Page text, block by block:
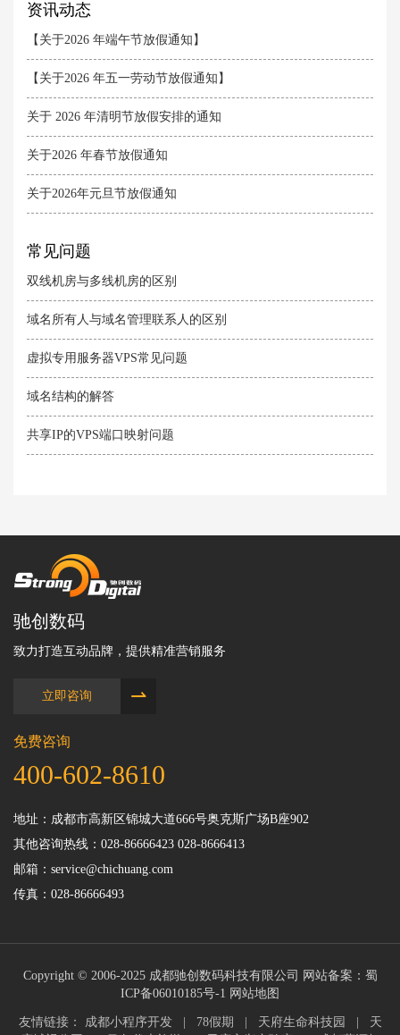
资讯动态
【关于2026 年端午节放假通知】
【关于2026 年五一劳动节放假通知】
关于 2026 年清明节放假安排的通知
关于2026 年春节放假通知
关于2026年元旦节放假通知
常见问题
双线机房与多线机房的区别
域名所有人与域名管理联系人的区别
虚拟专用服务器VPS常见问题
域名结构的解答
共享IP的VPS端口映射问题
驰创数码
致力打造互动品牌，提供精准营销服务
立即咨询 ⇀
免费咨询
400-602-8610
地址：成都市高新区锦城大道666号奥克斯广场B座902
其他咨询热线：028-86666423 028-8666413
邮箱：service@chichuang.com
传真：028-86666493
Copyright © 2006-2025 成都驰创数码科技有限公司 网站备案： 蜀
ICP备06010185号-1 网站地图
友情链接： 成都小程序开发 78假期 天府生命科技园
天